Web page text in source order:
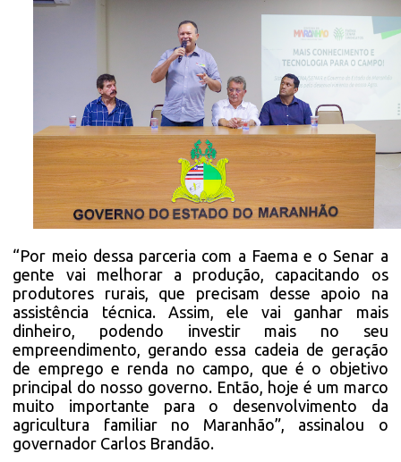
“Por meio dessa parceria com a Faema e o Senar a
gente vai melhorar a produção, capacitando os
produtores rurais, que precisam desse apoio na
assistência técnica. Assim, ele vai ganhar mais
dinheiro, podendo investir mais no seu
empreendimento, gerando essa cadeia de geração
de emprego e renda no campo, que é o objetivo
principal do nosso governo. Então, hoje é um marco
muito importante para o desenvolvimento da
agricultura familiar no Maranhão”, assinalou o
governador Carlos Brandão.